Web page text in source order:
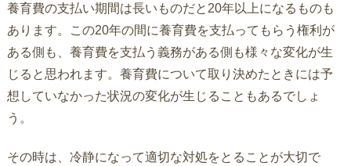
養育費の支払い期間は長いものだと20年以上になるものも
あります。この20年の間に養育費を支払ってもらう権利が
ある側も、養育費を支払う義務がある側も様々な変化が生
じると思われます。養育費について取り決めたときには予
想していなかった状況の変化が生じることもあるでしょ
う。
その時は、冷静になって適切な対処をとることが大切で